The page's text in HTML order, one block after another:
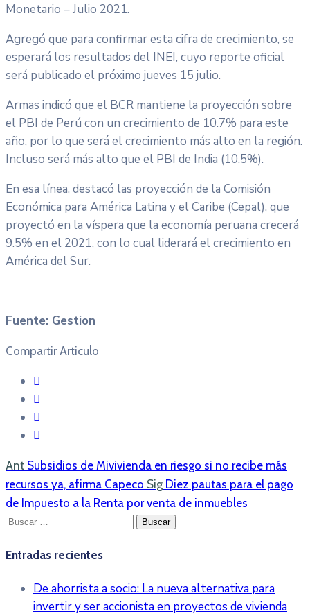
Monetario – Julio 2021.
Agregó que para confirmar esta cifra de crecimiento, se
esperará los resultados del INEI, cuyo reporte oficial
será publicado el próximo jueves 15 julio.
Armas indicó que el BCR mantiene la proyección sobre
el PBI de Perú con un crecimiento de 10.7% para este
año, por lo que será el crecimiento más alto en la región.
Incluso será más alto que el PBI de India (10.5%).
En esa línea, destacó las proyección de la Comisión
Económica para América Latina y el Caribe (Cepal), que
proyectó en la víspera que la economía peruana crecerá
9.5% en el 2021, con lo cual liderará el crecimiento en
América del Sur.
Fuente: Gestion
Compartir Articulo
Ant Subsidios de Mivivienda en riesgo si no recibe más
recursos ya, afirma Capeco Sig Diez pautas para el pago
de Impuesto a la Renta por venta de inmuebles
Buscar:
Entradas recientes
De ahorrista a socio: La nueva alternativa para
invertir y ser accionista en proyectos de vivienda